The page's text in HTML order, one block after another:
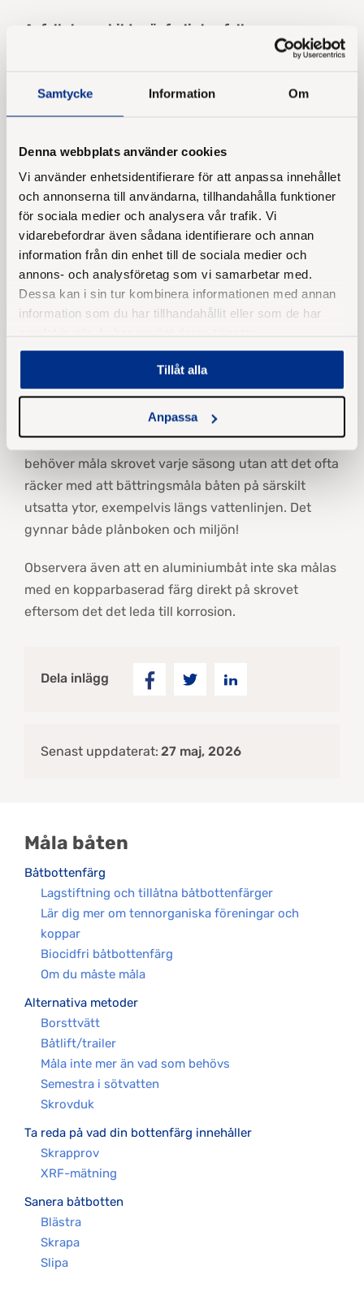
Samtycke Information Om
Denna webbplats använder cookies
Vi använder enhetsidentifierare för att anpassa innehållet
och annonserna till användarna, tillhandahålla funktioner
för sociala medier och analysera vår trafik. Vi
vidarebefordrar även sådana identifierare och annan
information från din enhet till de sociala medier och
annons- och analysföretag som vi samarbetar med.
Dessa kan i sin tur kombinera informationen med annan
information som du har tillhandahållit eller som de har
Tillåt alla
Anpassa
Avfallet som bildas är farligt avfall
Oavsett om du blästrar, skrapar eller slipar bort
hanteras som farligt avfall. Detta gäller även
skyddsutrustning och presenning. Det farliga
Tänk på miljön efter att du har sanerat skrovet
Efter att skrovet är sanerat, fundera på vad du
behöver för skydd. Ligger båten i en insjö eller norr
om Örskär räcker det gott och väl med en epoxi
eller epoxiprimer som skydd mot vatteninträngning
och plastpest. Ligger i båten i Östersjön kan det
också räcka med epoxi om du har tillgång till
Hitta din närmsta borsttvätt här!
Ligger båten på västkusten kan det behövas en
biocidinnehållande båtbottenfärg för att hålla
havstulpanerna borta. Men tänk på att du inte
behöver måla skrovet varje säsong utan att det ofta
räcker med att bättringsmåla båten på särskilt
utsatta ytor, exempelvis längs vattenlinjen. Det
gynnar både plånboken och miljön!
Observera även att en aluminiumbåt inte ska målas
med en kopparbaserad färg direkt på skrovet
eftersom det det leda till korrosion.
Dela inlägg
Senast uppdaterat: 27 maj, 2026
Måla båten
Båtbottenfärg
Lagstiftning och tillåtna båtbottenfärger
Lär dig mer om tennorganiska föreningar och
koppar
Biocidfri båtbottenfärg
Om du måste måla
Alternativa metoder
Borsttvätt
Båtlift/trailer
Måla inte mer än vad som behövs
Semestra i sötvatten
Skrovduk
Ta reda på vad din bottenfärg innehåller
Skrapprov
XRF-mätning
Sanera båtbotten
Blästra
Skrapa
Slipa